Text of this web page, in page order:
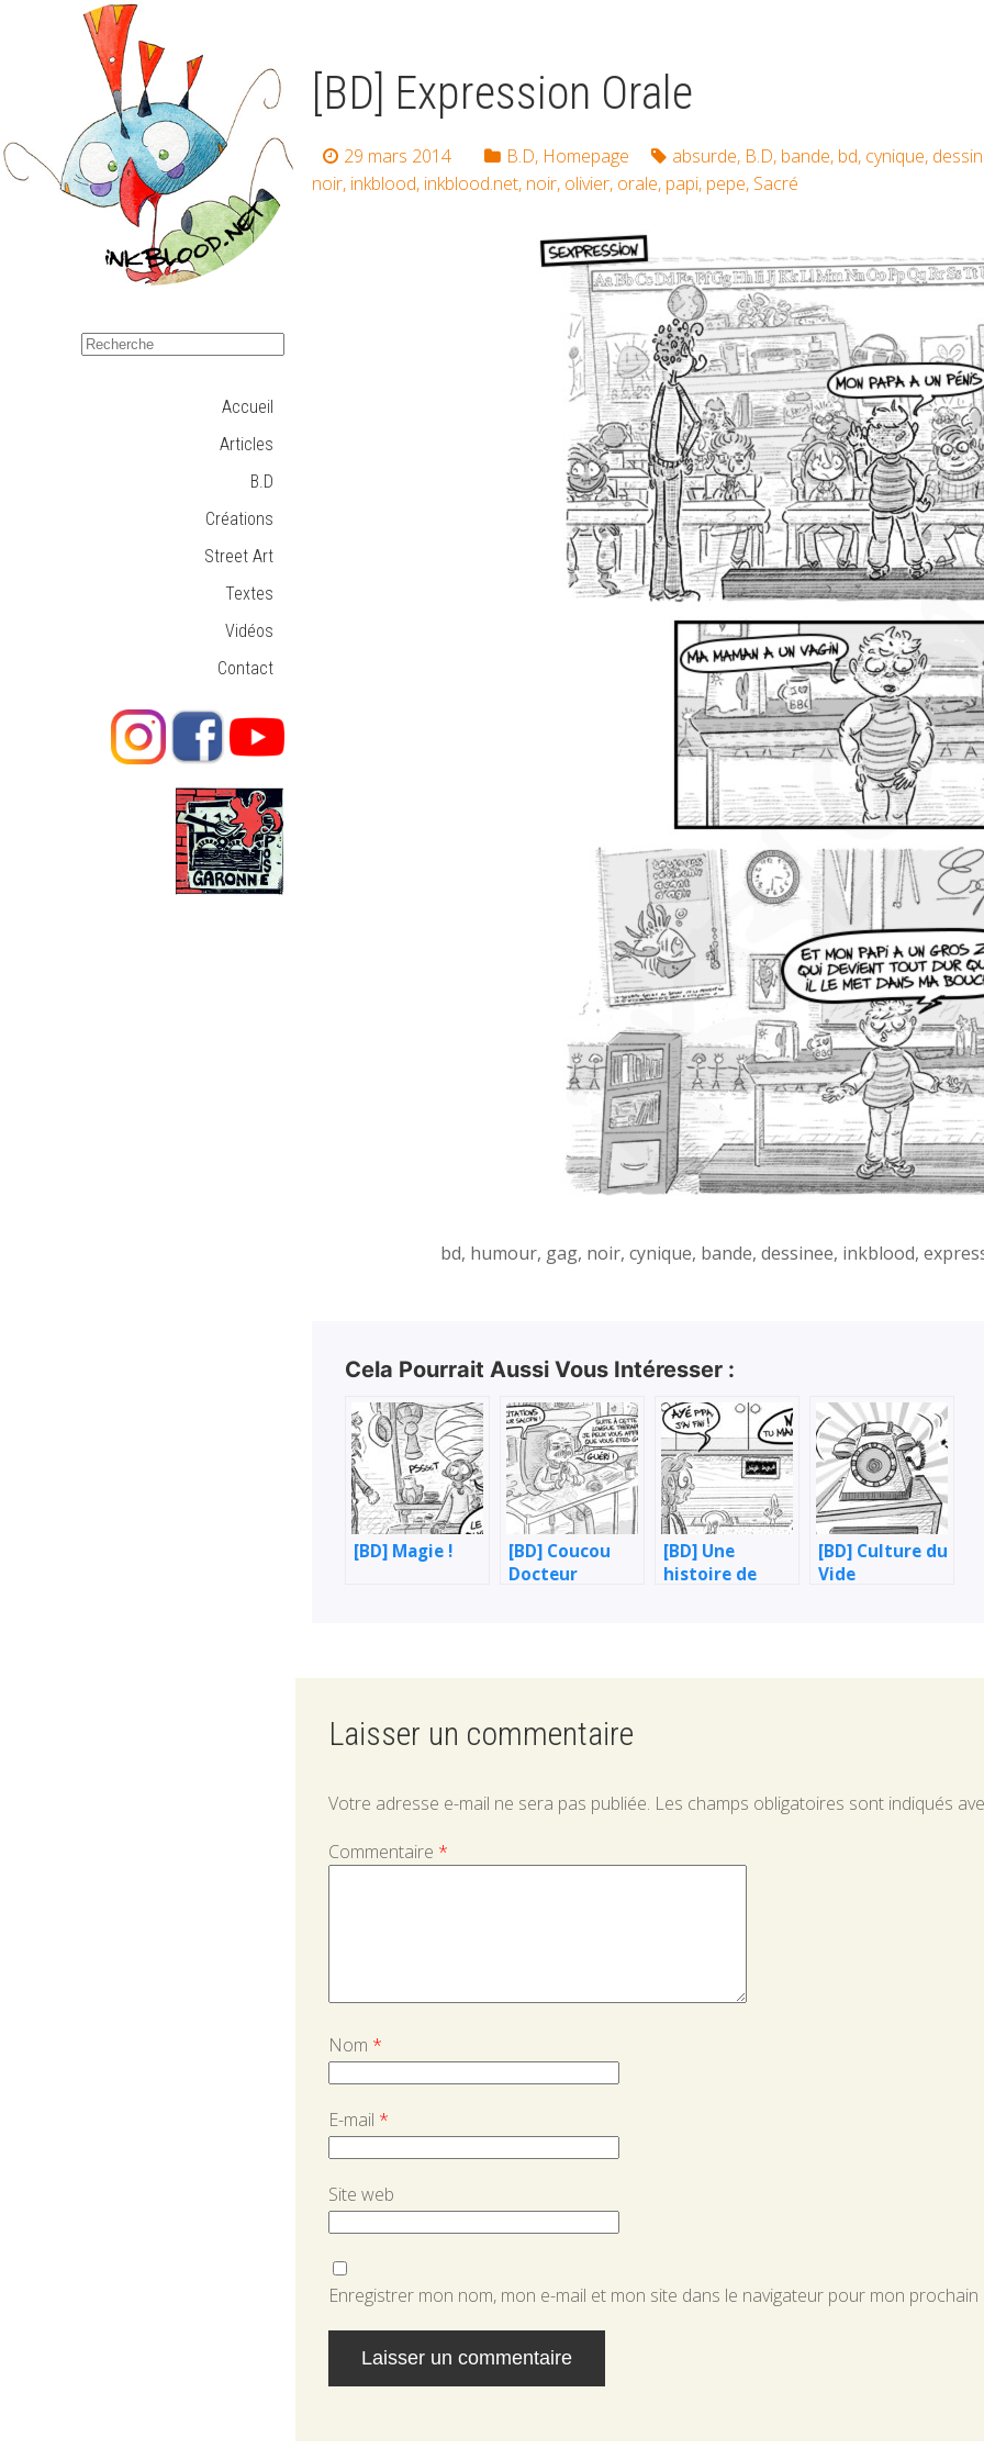
Accueil
Articles
B.D
Créations
Street Art
Textes
Vidéos
Contact
[BD] Expression Orale
29 mars 2014 B.D, Homepage absurde, B.D, bande, bd, cynique,
noir, inkblood, inkblood.net, noir, olivier, orale, papi, pepe, Sacré
bd, humour, gag, noir, cynique, bande, dessinee, inkblood,
Cela Pourrait Aussi Vous Intéresser :
[BD] Magie !
[BD] Coucou
Docteur
[BD] Une
histoire de
[BD] Culture du
Vide
Laisser un commentaire
Votre adresse e-mail ne sera pas publiée. Les champs obligatoires sont indiqués
Commentaire *
Nom *
E-mail *
Site web
Enregistrer mon nom, mon e-mail et mon site dans le navigateur pour mon